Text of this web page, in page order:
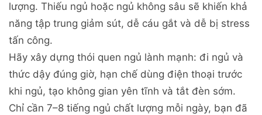
lượng. Thiếu ngủ hoặc ngủ không sâu sẽ khiến khả
năng tập trung giảm sút, dễ cáu gắt và dễ bị stress
tấn công.
Hãy xây dựng thói quen ngủ lành mạnh: đi ngủ và
thức dậy đúng giờ, hạn chế dùng điện thoại trước
khi ngủ, tạo không gian yên tĩnh và tắt đèn sớm.
Chỉ cần 7–8 tiếng ngủ chất lượng mỗi ngày, bạn đã